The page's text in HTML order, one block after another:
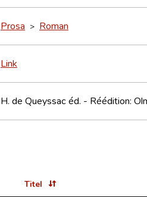
Prosa > Roman
Link
H. de Queyssac éd. - Réédition:
Titel